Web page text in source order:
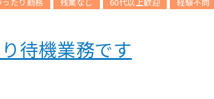
待機業務です